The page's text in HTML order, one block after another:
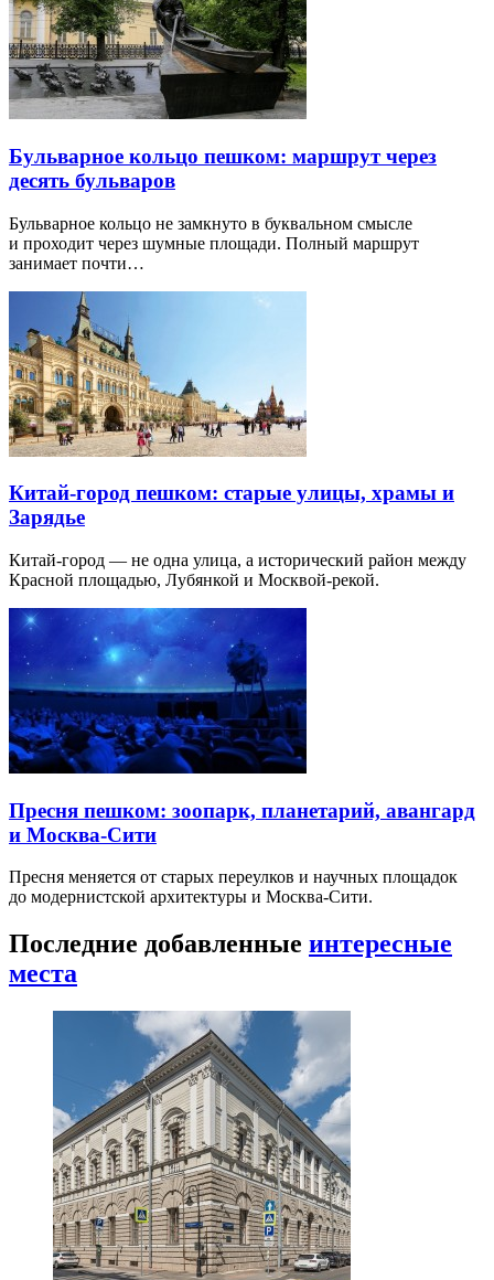
Бульварное кольцо пешком: маршрут через
десять бульваров
Бульварное кольцо не замкнуто в буквальном смысле
и проходит через шумные площади. Полный маршрут
занимает почти…
Китай-город пешком: старые улицы, храмы и
Зарядье
Китай-город — не одна улица, а исторический район между
Красной площадью, Лубянкой и Москвой-рекой.
Пресня пешком: зоопарк, планетарий, авангард
и Москва-Сити
Пресня меняется от старых переулков и научных площадок
до модернистской архитектуры и Москва-Сити.
Последние добавленные интересные
места